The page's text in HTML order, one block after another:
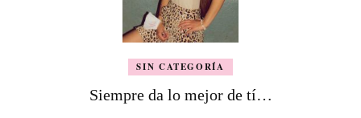
SIN CATEGORÍA
Siempre da lo mejor de tí…